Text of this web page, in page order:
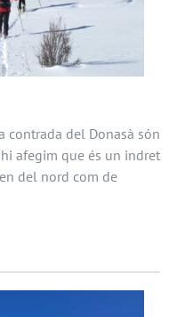
contrada del Donasà són
afegim que és un indret
del nord com de